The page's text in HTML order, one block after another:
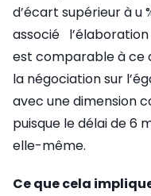
d’écart supérieur à u
associé
est comparable à ce
la négociation sur
avec une dimension
puisque le délai de 6
elle-même.
Ce que cela